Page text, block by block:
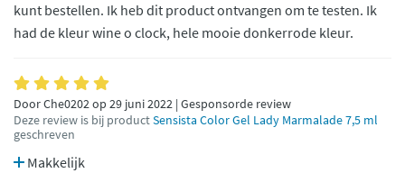
kunt bestellen. Ik heb dit product ontvangen om te testen. Ik
had de kleur wine o clock, hele mooie donkerrode kleur.
Door Che0202 op 29 juni 2022 | Gesponsorde review
Deze review is bij productSensista Color Gel Lady Marmalade 7,5 ml
geschreven
Makkelijk